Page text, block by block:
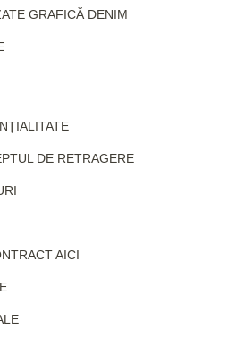
GRAFICĂ DENIM
DE RETRAGERE
AICI